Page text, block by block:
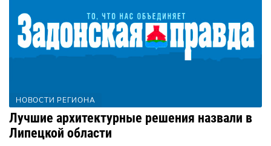
НОВОСТИ РЕГИОНА
Лучшие архитектурные решения назвали в
Липецкой области